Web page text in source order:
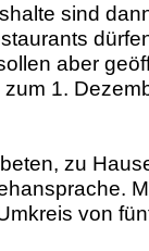
sind
aber
1.
zu
von